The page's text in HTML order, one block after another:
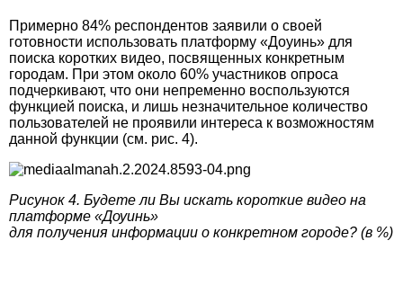
Примерно 84% респондентов заявили о своей
готовности использовать платформу «Доуинь» для
поиска коротких видео, посвященных конкретным
городам. При этом около 60% участников опроса
подчеркивают, что они непременно воспользуются
функцией поиска, и лишь незначительное количество
пользователей не проявили интереса к возможностям
данной функции (см. рис. 4).
Рисунок 4. Будете ли Вы искать короткие видео на
платформе «Доуинь»
для получения информации о конкретном городе? (в %)